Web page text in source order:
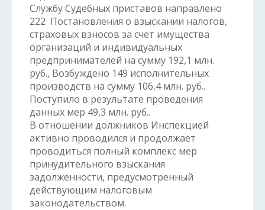
Службу Судебных приставов направлено
222 Постановления о взыскании налогов,
страховых взносов за счет имущества
организаций и индивидуальных
предпринимателей на сумму 192,1 млн.
руб., Возбуждено 149 исполнительных
производств на сумму 106,4 млн. руб..
Поступило в результате проведения
данных мер 49,3 млн. руб..
В отношении должников Инспекцией
активно проводился и продолжает
проводиться полный комплекс мер
принудительного взыскания
задолженности, предусмотренный
действующим налоговым
законодательством.